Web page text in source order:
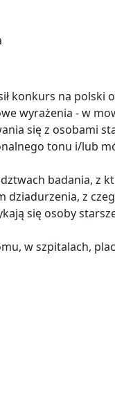
konkurs na polski
wyrażenia - w
się z osobami
tonu i/lub
badania, z
dziadurzenia, z
się osoby
w szpitalach,